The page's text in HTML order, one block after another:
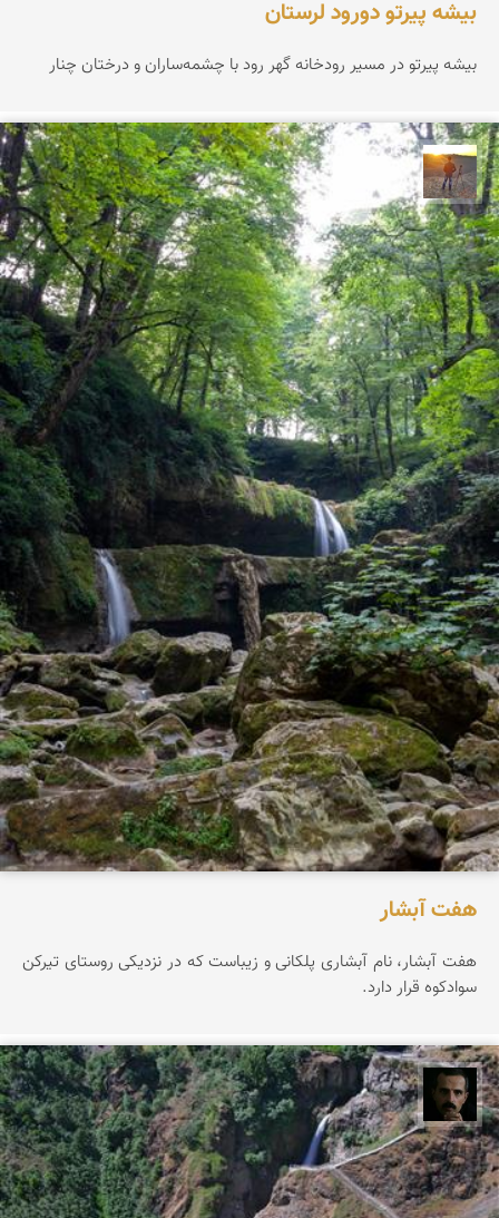
بیشه پیرتو دورود لرستان
بیشه پیرتو در مسیر رودخانه گهر رود با چشمه‌ساران و درختان چنار
هفت آبشار
هفت آبشار، نام آبشاری پلکانی و زیباست که در نزدیکی روستای تیرکن
سوادکوه قرار دارد.
عباس رحمانی